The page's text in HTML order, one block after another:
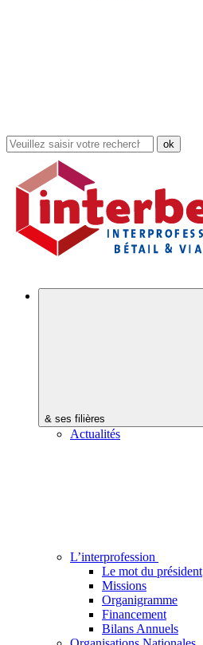
Rechercher
dans
site
& ses filières
Actualités
L’interprofession
Le mot du président
Missions
Organigramme
Financement
Bilans Annuels